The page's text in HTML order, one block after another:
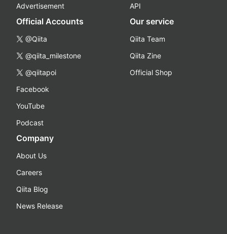
Advertisement
API
Official Accounts
@Qiita
@qiita_milestone
@qiitapoi
Facebook
YouTube
Podcast
Our service
Qiita Team
Qiita Zine
Official Shop
Company
About Us
Careers
Qiita Blog
News Release